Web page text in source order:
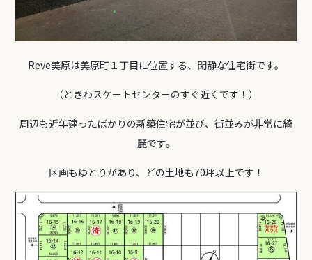
Reve美原は美原町１丁目に位置する、閑静な住宅街です。
（ときわスケートセンターのすぐ近くです！）
周辺も近年建ったばかりの新築住宅が並び、街並みが非常に綺
麗です。
区画もゆとりがあり、どの土地も70坪以上です！